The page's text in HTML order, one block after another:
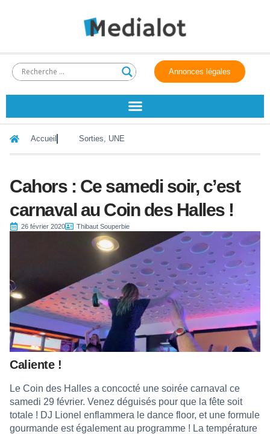
Annonces légales
Accueil Sorties, UNE
Cahors : Ce samedi soir, c’est
carnaval au Coin des Halles !
26 février 2020 Thibaut Souperbie
Caliente !
Le Coin des Halles a concocté une soirée carnaval ce
samedi 29 février. Venez déguisés pour que la fête soit
totale ! DJ Lionel enflammera le dance floor, et une formule
gourmande est également au programme ! La température